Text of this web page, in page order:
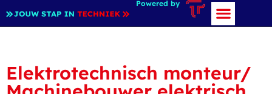
Powered by
Elektrotechnisch monteur/